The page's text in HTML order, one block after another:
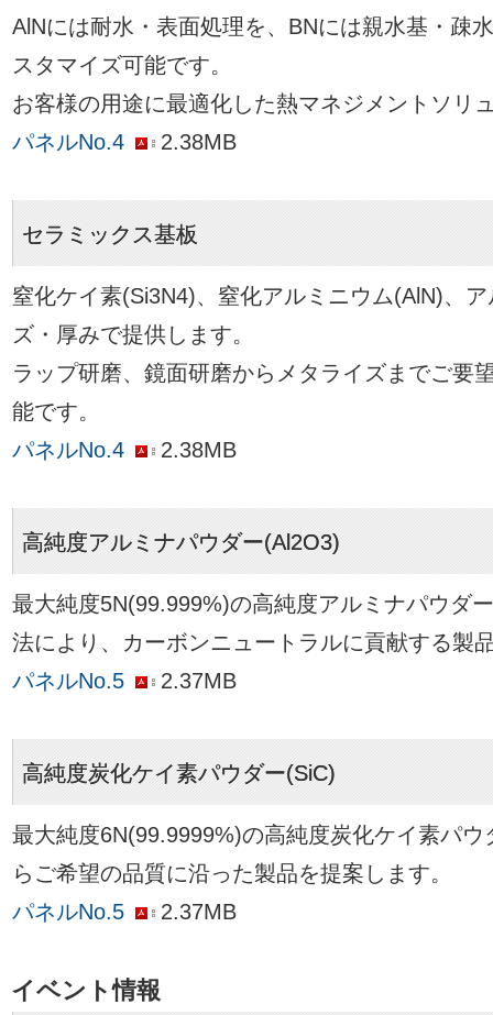
AlNには耐水・表面処理を、BNには親水基・疎
スタマイズ可能です。
お客様の用途に最適化した熱マネジメントソリ
パネルNo.4
2.38MB
セラミックス基板
窒化ケイ素(Si3N4)、窒化アルミニウム(AlN)、
ズ・厚みで提供します。
ラップ研磨、鏡面研磨からメタライズまでご要
能です。
パネルNo.4
2.38MB
高純度アルミナパウダー(Al2O3)
最大純度5N(99.999%)の高純度アルミナパウダ
法により、カーボンニュートラルに貢献する製
パネルNo.5
2.37MB
高純度炭化ケイ素パウダー(SiC)
最大純度6N(99.9999%)の高純度炭化ケイ素パ
らご希望の品質に沿った製品を提案します。
パネルNo.5
2.37MB
イベント情報